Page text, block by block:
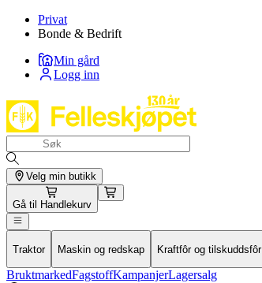
Privat
Bonde & Bedrift
Min gård
Logg inn
Velg min butikk
Gå til Handlekurv
Traktor Maskin og redskap Kraftfôr og tilskuddsfôr
BruktmarkedFagstoffKampanjerLagersalg